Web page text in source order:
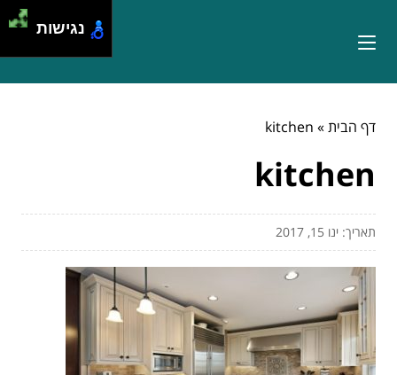
דף הבית»
kitchen
kitchen
תאריך: ינו 15, 2017
נגישות